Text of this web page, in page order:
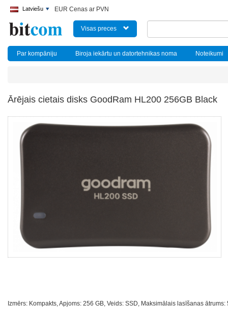
Latviešu EUR Cenas ar PVN
Visas preces
Par kompāniju Biroja iekārtu un datortehnikas noma Noteikumi
Ārējais cietais disks GoodRam HL200 256GB Black
Izmērs: Kompakts, Apjoms: 256 GB, Veids: SSD, Maksimālais lasīšanas